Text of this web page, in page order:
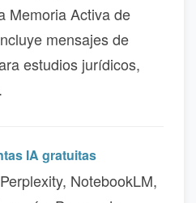
Memoria Activa de
mensajes de
estudios jurídicos,
IA gratuitas
NotebookLM,